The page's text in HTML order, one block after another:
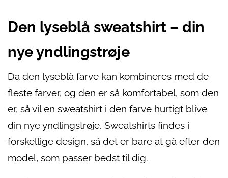
Den lyseblå sweatshirt – din
nye yndlingstrøje
Da den lyseblå farve kan kombineres med de
fleste farver, og den er så komfortabel, som den
er, så vil en sweatshirt i den farve hurtigt blive
din nye yndlingstrøje. Sweatshirts findes i
forskellige design, så det er bare at gå efter den
model, som passer bedst til dig.